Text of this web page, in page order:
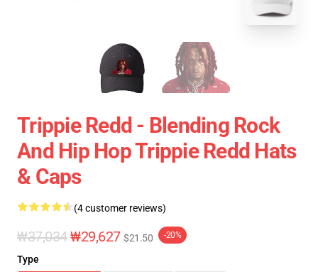
Trippie Redd - Blending Rock
And Hip Hop Trippie Redd Hats
& Caps
(4 customer reviews)
₩37,034₩29,627 $21.50 -20%
Type